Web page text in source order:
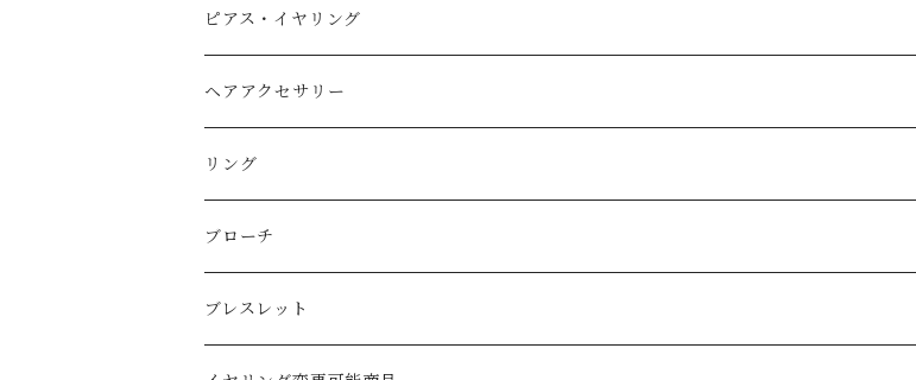
Brass
Silver
ピアス・イヤリング
Brass
Silver
ヘアアクセサリー
Brass
Silver
リング
Brass
Silver
ブローチ
Brass
ブレスレット